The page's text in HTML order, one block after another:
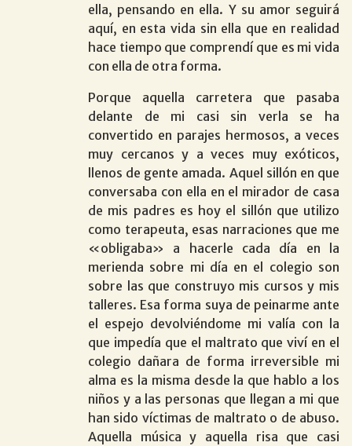
ella, pensando en ella. Y su amor seguirá
aquí, en esta vida sin ella que en realidad
hace tiempo que comprendí que es mi vida
con ella de otra forma.
Porque aquella carretera que pasaba
delante de mi casi sin verla se ha
convertido en parajes hermosos, a veces
muy cercanos y a veces muy exóticos,
llenos de gente amada. Aquel sillón en que
conversaba con ella en el mirador de casa
de mis padres es hoy el sillón que utilizo
como terapeuta, esas narraciones que me
«obligaba» a hacerle cada día en la
merienda sobre mi día en el colegio son
sobre las que construyo mis cursos y mis
talleres. Esa forma suya de peinarme ante
el espejo devolviéndome mi valía con la
que impedía que el maltrato que viví en el
colegio dañara de forma irreversible mi
alma es la misma desde la que hablo a los
niños y a las personas que llegan a mi que
han sido víctimas de maltrato o de abuso.
Aquella música y aquella risa que casi